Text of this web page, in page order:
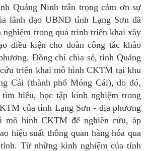
Quảng Ninh trân trọng cảm ơn sự
lãnh đạo UBND tỉnh Lạng Sơn đã
nghiệm trong quá trình triển khai xây
điều kiện cho đoàn công tác khảo
Đồng chí chia sẻ, tỉnh Quảng
triển khai mô hình CKTM tại khu
Cái (thành phố Móng Cái), do đó,
hiểu, học tập kinh nghiệm trong
của tỉnh Lạng Sơn - địa phương
mô hình CKTM để nghiên cứu, áp
hiệu suất thông quan hàng hóa qua
Từ những kinh nghiệm của tỉnh